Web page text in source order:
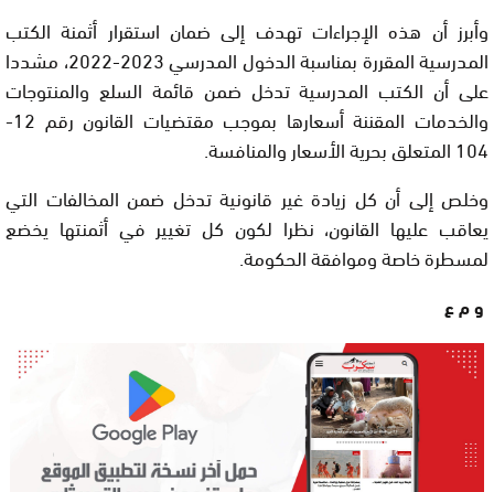
وأبرز أن هذه الإجراءات تهدف إلى ضمان استقرار أثمنة الكتب
المدرسية المقررة بمناسبة الدخول المدرسي 2023-2022، مشددا
على أن الكتب المدرسية تدخل ضمن قائمة السلع والمنتوجات
والخدمات المقننة أسعارها بموجب مقتضيات القانون رقم 12-
104 المتعلق بحرية الأسعار والمنافسة.
وخلص إلى أن كل زيادة غير قانونية تدخل ضمن المخالفات التي
يعاقب عليها القانون، نظرا لكون كل تغيير في أثمنتها يخضع
لمسطرة خاصة وموافقة الحكومة.
و م ع